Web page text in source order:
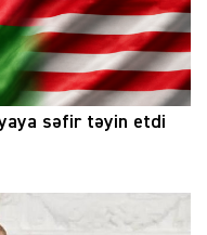
səfir təyin etdi